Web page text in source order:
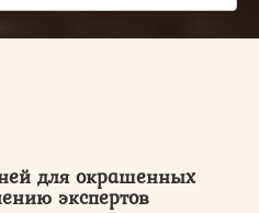
для окрашенных
экспертов